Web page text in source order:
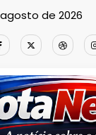
de 2026